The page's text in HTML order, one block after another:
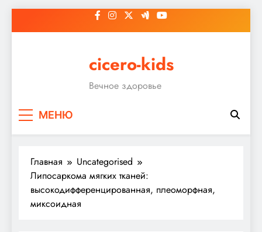
к
cicero-kids
Вечное здоровье
МЕНЮ
Главная
Uncategorised
Липосаркома мягких тканей:
высокодифференцированная, плеоморфная,
миксоидная